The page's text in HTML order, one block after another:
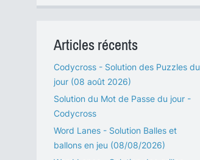
Articles récents
Codycross - Solution des Puzzles du
jour (08 août 2026)
Solution du Mot de Passe du jour -
Codycross
Word Lanes - Solution Balles et
ballons en jeu (08/08/2026)